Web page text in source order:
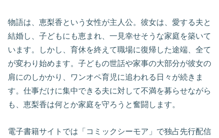
物語は、恵梨香という女性が主人公。彼女は、愛する夫と
結婚し、子どもにも恵まれ、一見幸せそうな家庭を築いて
います。しかし、育休を終えて職場に復帰した途端、全て
が変わり始めます。子どもの世話や家事の大部分が彼女の
肩にのしかかり、ワンオペ育児に追われる日々が続きま
す。仕事だけに集中できる夫に対して不満を募らせながら
も、恵梨香は何とか家庭を守ろうと奮闘します。
電子書籍サイトでは「コミックシーモア」で独占先行配信